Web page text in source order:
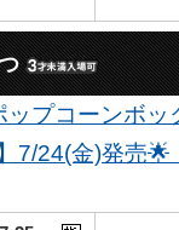
プコーンボ
7/24(金)発売